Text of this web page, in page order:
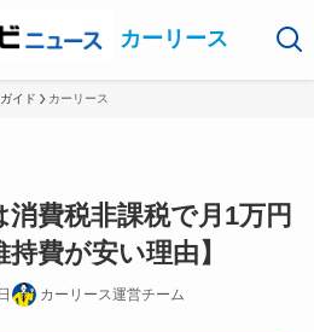
カーリース
イド カーリース
費税非課税で月1万円
費が安い理由】
カーリース運営チーム